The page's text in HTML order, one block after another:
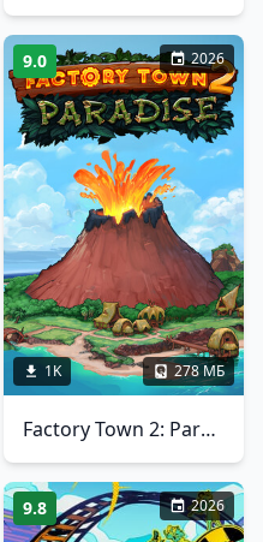
9.0 2026
1K 278 МБ
Factory Town 2: Paradise
9.8 2026